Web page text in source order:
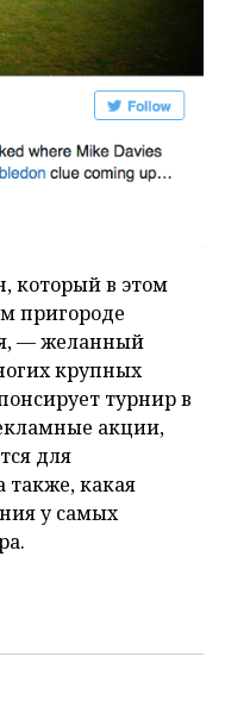
который в этом
пригороде
— желанный
крупных
турнир в
акции,
для
какая
у самых